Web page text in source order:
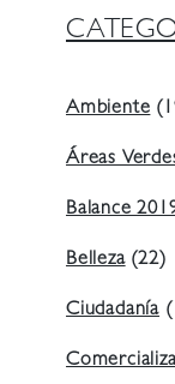
Ambiente
Áreas
Balance
Belleza(22)
Ciudadanía